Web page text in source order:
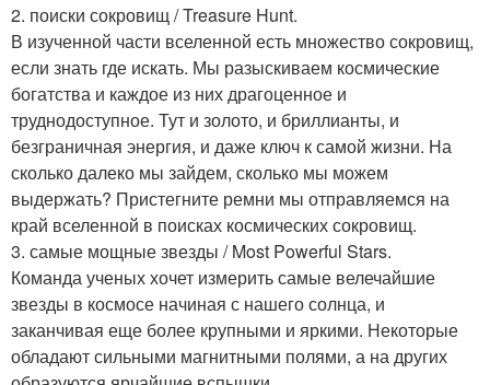
2. поиски сокровищ / Treasure Hunt.
В изученной части вселенной есть множество сокровищ,
если знать где искать. Мы разыскиваем космические
богатства и каждое из них драгоценное и
труднодоступное. Тут и золото, и бриллианты, и
безграничная энергия, и даже ключ к самой жизни. На
сколько далеко мы зайдем, сколько мы можем
выдержать? Пристегните ремни мы отправляемся на
край вселенной в поисках космических сокровищ.
3. самые мощные звезды / Most Powerful Stars.
Команда ученых хочет измерить самые велечайшие
звезды в космосе начиная с нашего солнца, и
заканчивая еще более крупными и яркими. Некоторые
обладают сильными магнитными полями, а на других